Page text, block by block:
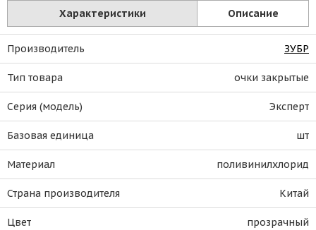
Характеристики Описание
Производитель ЗУБР
Тип товара очки закрытые
Серия (модель) Эксперт
Базовая единица шт
Материал поливинилхлорид
Страна производителя Китай
Цвет прозрачный